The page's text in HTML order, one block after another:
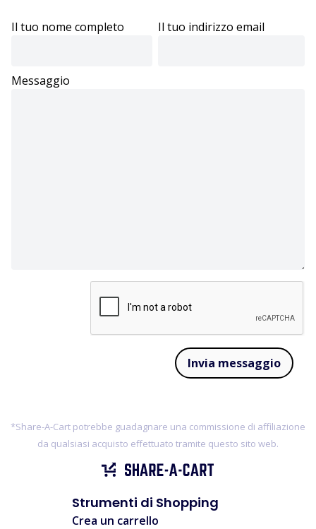
Il tuo nome completo Il tuo indirizzo email
Messaggio
Invia messaggio
*Share-A-Cart potrebbe guadagnare una commissione di affiliazione
da qualsiasi acquisto effettuato tramite questo sito web.
Strumenti di Shopping
Crea un carrello